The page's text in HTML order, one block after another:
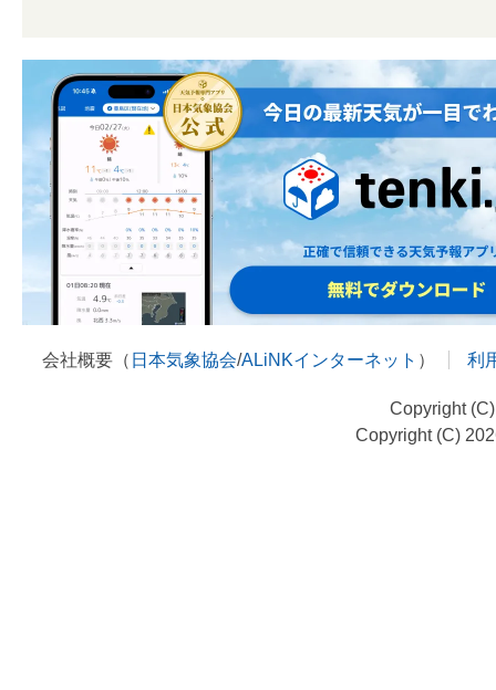
会社概要（ 日本気象協会/ALiNKインターネット ） 利
Copyright
Copyright (C)